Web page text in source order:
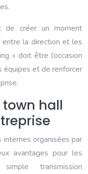
de créer un moment
entre la direction et les
» doit être l’occasion
équipes et de renforcer
town hall
organisées par
avantages pour les
transmission